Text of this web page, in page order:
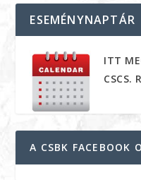
ESEMÉNYNAPTÁR
ITT
CSCS.
A CSBK FACEBOOK